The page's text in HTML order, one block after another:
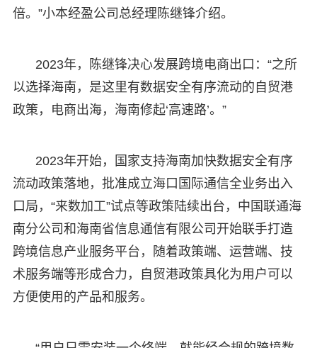
倍。”小本经盈公司总经理陈继锋介绍。
2023年，陈继锋决心发展跨境电商出口：“之所
以选择海南，是这里有数据安全有序流动的自贸港
政策，电商出海，海南修起‘高速路’。”
2023年开始，国家支持海南加快数据安全有序
流动政策落地，批准成立海口国际通信全业务出入
口局，“来数加工”试点等政策陆续出台，中国联通海
南分公司和海南省信息通信有限公司开始联手打造
跨境信息产业服务平台，随着政策端、运营端、技
术服务端等形成合力，自贸港政策具化为用户可以
方便使用的产品和服务。